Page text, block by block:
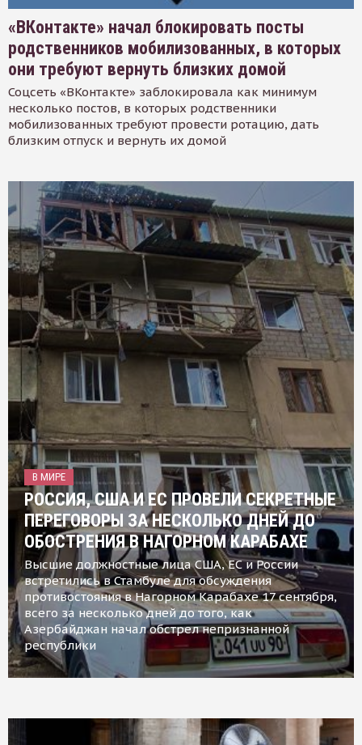
«ВКонтакте» начал блокировать посты
родственников мобилизованных, в которых
они требуют вернуть близких домой
Соцсеть «ВКонтакте» заблокировала как минимум
несколько постов, в которых родственники
мобилизованных требуют провести ротацию, дать
близким отпуск и вернуть их домой
В МИРЕ
РОССИЯ, США И ЕС ПРОВЕЛИ СЕКРЕТНЫЕ
ПЕРЕГОВОРЫ ЗА НЕСКОЛЬКО ДНЕЙ ДО
ОБОСТРЕНИЯ В НАГОРНОМ КАРАБАХЕ
Высшие должностные лица США, ЕС и России
встретились в Стамбуле для обсуждения
противостояния в Нагорном Карабахе 17 сентября,
всего за несколько дней до того, как
Азербайджан начал обстрел непризнанной
республики